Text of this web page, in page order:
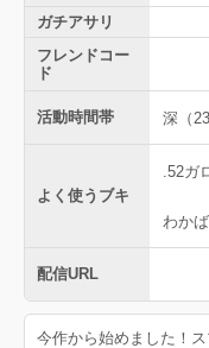
ガチアサリ
フレンドコー
ド
活動時間帯 深（
よく使うブキ
.52ガ
わか
配信URL
今作から始めました！ス